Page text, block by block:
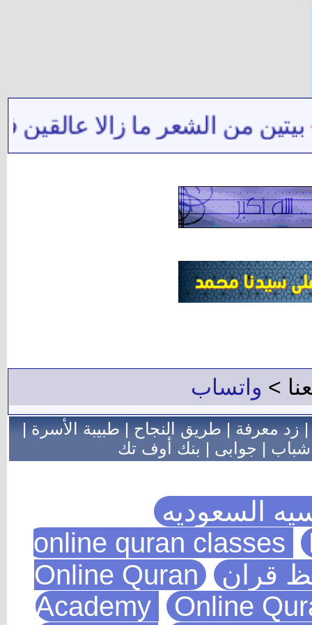
من الشعر ما زالا عالقين في
> واتساب
زد معرفة|طريق النجاح|طبيبة الأسرة|
شباب | جوابى | بنك أوف تك
السعوديه
قران Online Quran
Academy Online